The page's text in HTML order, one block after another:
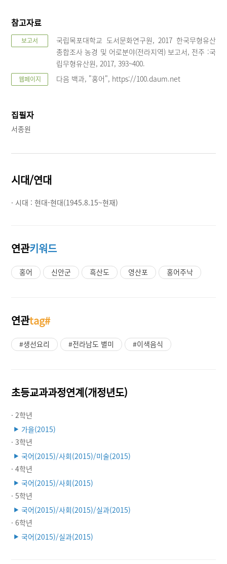
참고자료
보고서
국립목포대학교 도서문화연구원, 2017 한국무형유산
종합조사 농경 및 어로분야(전라지역) 보고서, 전주 :국
립무형유산원, 2017, 393~400.
웹페이지 다음 백과, "홍어", https://100.daum.net
집필자
서종원
시대/연대
· 시대 :현대-현대(1945.8.15~현재)
연관키워드
홍어 신안군 흑산도 영산포 홍어주낙
연관tag#
#생선요리 #전라남도 별미 #이색음식
초등교과과정연계(개정년도)
· 2학년
▶ 가을(2015)
· 3학년
▶ 국어(2015)/사회(2015)/미술(2015)
· 4학년
▶ 국어(2015)/사회(2015)
· 5학년
▶ 국어(2015)/사회(2015)/실과(2015)
· 6학년
▶ 국어(2015)/실과(2015)